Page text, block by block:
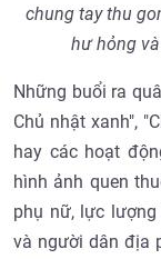
chung tay thu
hư hỏng
Những buổi ra
Chủ nhật xanh",
hay các hoạt
hình ảnh quen
phụ nữ, lực
và người dân địa